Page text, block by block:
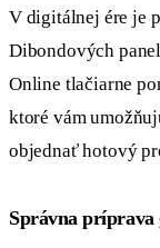
V digitálnej ére je
Dibondových
Online tlačiarne
ktoré vám
objednať hotový
Správna